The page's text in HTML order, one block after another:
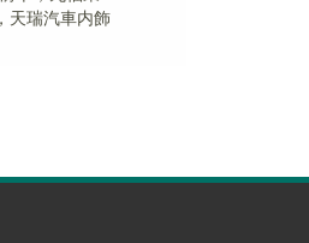
天瑞汽車内飾